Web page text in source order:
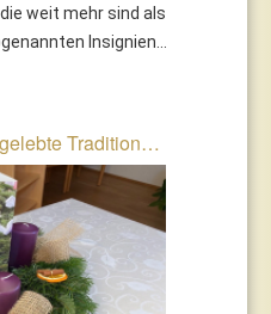
weit mehr sind als
Insignien...
Tradition…